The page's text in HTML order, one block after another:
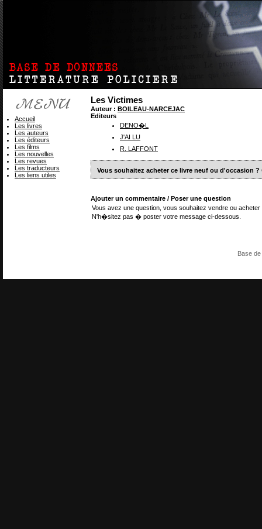
Les Victimes
Auteur : BOILEAU-NARCEJAC
Editeurs
DENO�L
J'AI LU
R. LAFFONT
Vous souhaitez acheter ce livre neuf ou d'occasion ?
Ajouter un commentaire / Poser une question
Vous avez une question, vous souhaitez vendre ou
N'h�sitez pas � poster votre message ci-dessous.
Accueil
Les livres
Les auteurs
Les éditeurs
Les films
Les nouvelles
Les revues
Les traducteurs
Les liens utiles
Base